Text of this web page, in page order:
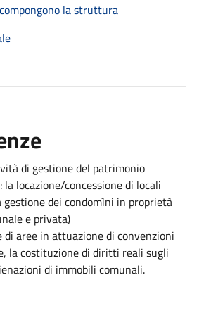
la struttura
di gestione del patrimonio
la locazione/concessione di locali
gestione dei condomìni in proprietà
e privata)
di aree in attuazione di convenzioni
la costituzione di diritti reali sugli
di immobili comunali.